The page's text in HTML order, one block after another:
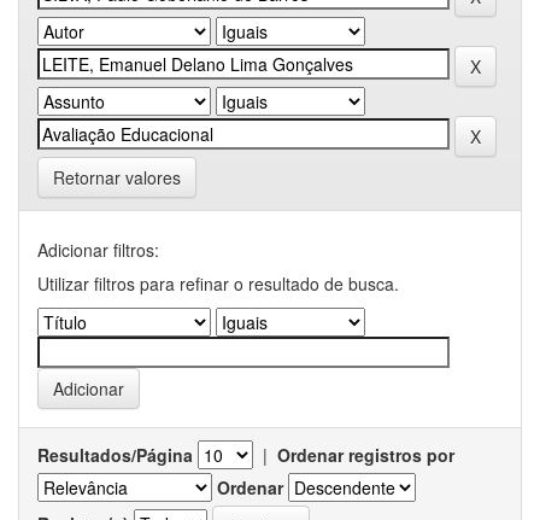
Retornar valores
Adicionar filtros:
Utilizar filtros para refinar o resultado de busca.
Resultados/Página | Ordenar registros por
Ordenar